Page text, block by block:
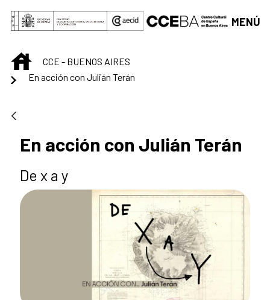
Saltar al contenido principal
MENÚ
INICIOCCE - BUENOS AIRES
En acción con Julián Terán
En acción con Julián Terán
De x a y